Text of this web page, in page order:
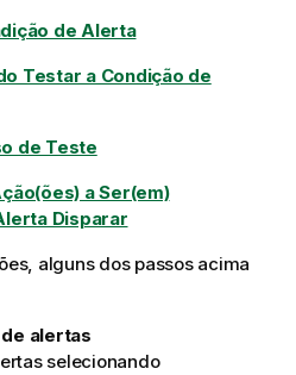
de Alerta
Testar a Condição de
de Teste
a Ser(em)
Disparar
alguns dos passos acima
alertas
selecionando